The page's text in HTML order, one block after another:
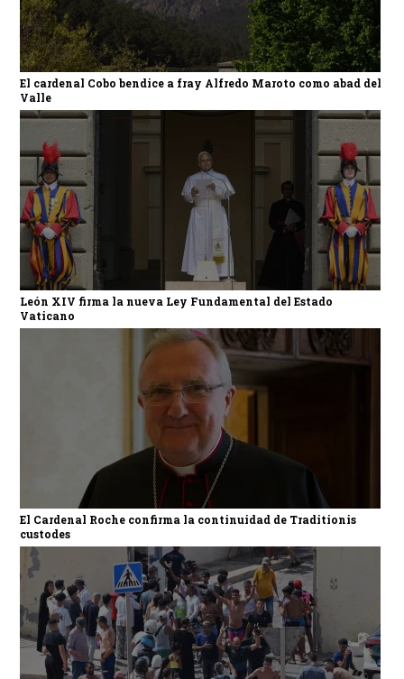
El cardenal Cobo bendice a fray Alfredo Maroto como abad del
Valle
León XIV firma la nueva Ley Fundamental del Estado
Vaticano
El Cardenal Roche confirma la continuidad de Traditionis
custodes